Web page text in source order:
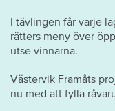
I tävlingen får varje
rätters meny över
utse vinnarna.
Västervik Framåts
nu med att fylla